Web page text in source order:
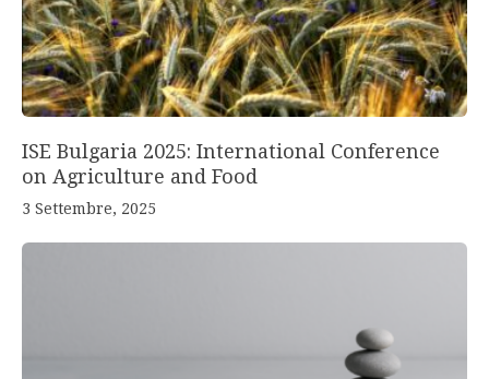
ISE Bulgaria 2025: International Conference
on Agriculture and Food
3 Settembre, 2025